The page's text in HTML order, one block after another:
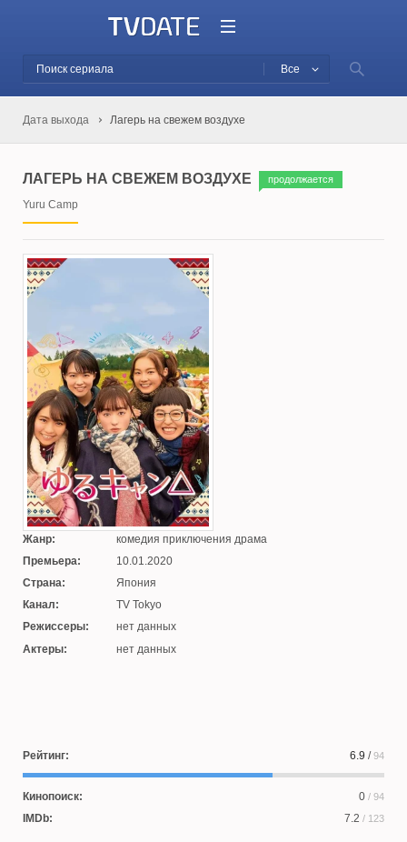
Все
Дата выхода Лагерь на свежем воздухе
ЛАГЕРЬ НА СВЕЖЕМ ВОЗДУХЕ продолжается
Yuru Camp
Жанр:
комедия приключения драма
Премьера:
10.01.2020
Страна:
Япония
Канал:
TV Tokyo
Режиссеры:
нет данных
Актеры:
нет данных
Рейтинг: 6.9 /94
Кинопоиск: 0 / 94
IMDb: 7.2 / 123